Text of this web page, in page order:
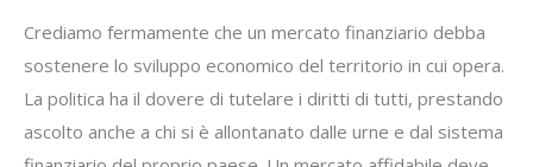
Crediamo fermamente che un mercato finanziario debba
sostenere lo sviluppo economico del territorio in cui opera.
La politica ha il dovere di tutelare i diritti di tutti, prestando
ascolto anche a chi si è allontanato dalle urne e dal sistema